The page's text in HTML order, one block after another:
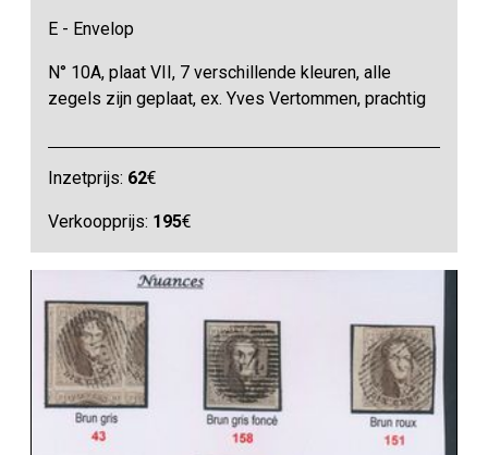
E - Envelop
N° 10A, plaat VII, 7 verschillende kleuren, alle
zegels zijn geplaat, ex. Yves Vertommen, prachtig
Inzetprijs: 62€
Verkoopprijs: 195€